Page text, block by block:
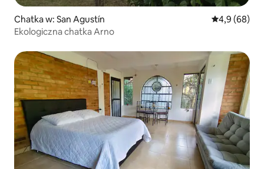
Chatka w: San Agustín Średnia
4,9 (68)
Ekologiczna chatka Arno